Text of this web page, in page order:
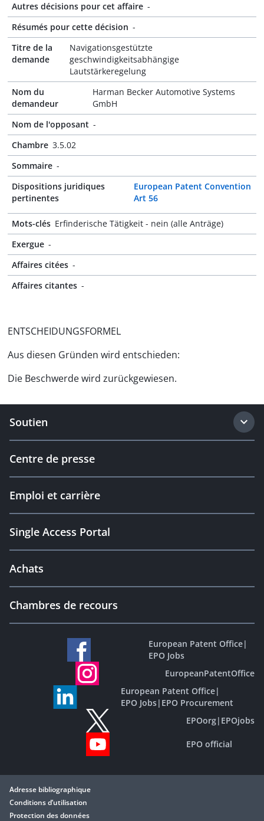
Autres décisions pour cet affaire -
Résumés pour cette décision -
Titre de la
demande
Navigationsgestützte
geschwindigkeitsabhängige
Lautstärkeregelung
Nom du
demandeur
Harman Becker Automotive Systems
GmbH
Nom de l'opposant -
Chambre 3.5.02
Sommaire -
Dispositions juridiques
pertinentes
European Patent Convention
Art 56
Mots-clés Erfinderische Tätigkeit - nein (alle Anträge)
Exergue -
Affaires citées -
Affaires citantes -
ENTSCHEIDUNGSFORMEL
Aus diesen Gründen wird entschieden:
Die Beschwerde wird zurückgewiesen.
Soutien
Centre de presse
Emploi et carrière
Single Access Portal
Achats
Chambres de recours
European Patent Office|
EPO Jobs
EuropeanPatentOffice
European Patent Office|
EPO Jobs| EPO Procurement
EPOorg| EPOjobs
EPO official
Adresse bibliographique
Conditions d’utilisation
Protection des données